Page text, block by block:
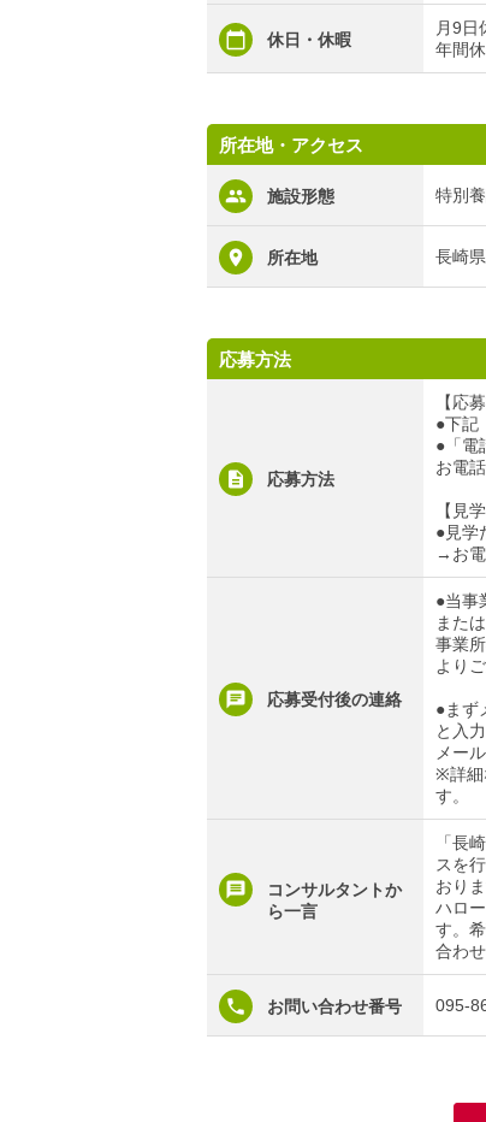
休日・休暇
月9日
年間
所在地・アクセス
施設形態 特別
所在地 長崎
応募方法
応募方法
【応
●下記
●「電
お電
【見
●見学
→お電
応募受付後の連絡
●当事
または
事業
より
●まず
と入
メー
※詳細
す。
コンサルタントか
ら一言
「長
スを
おりま
ハロ
す。
合わ
お問い合わせ番号 095-